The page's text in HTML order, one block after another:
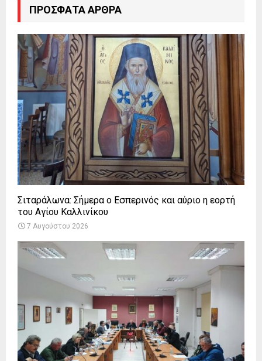
ΠΡΌΣΦΑΤΑ ΆΡΘΡΑ
Σιταράλωνα: Σήμερα ο Εσπερινός και αύριο η εορτή
του Αγίου Καλλινίκου
7 Αυγούστου 2026